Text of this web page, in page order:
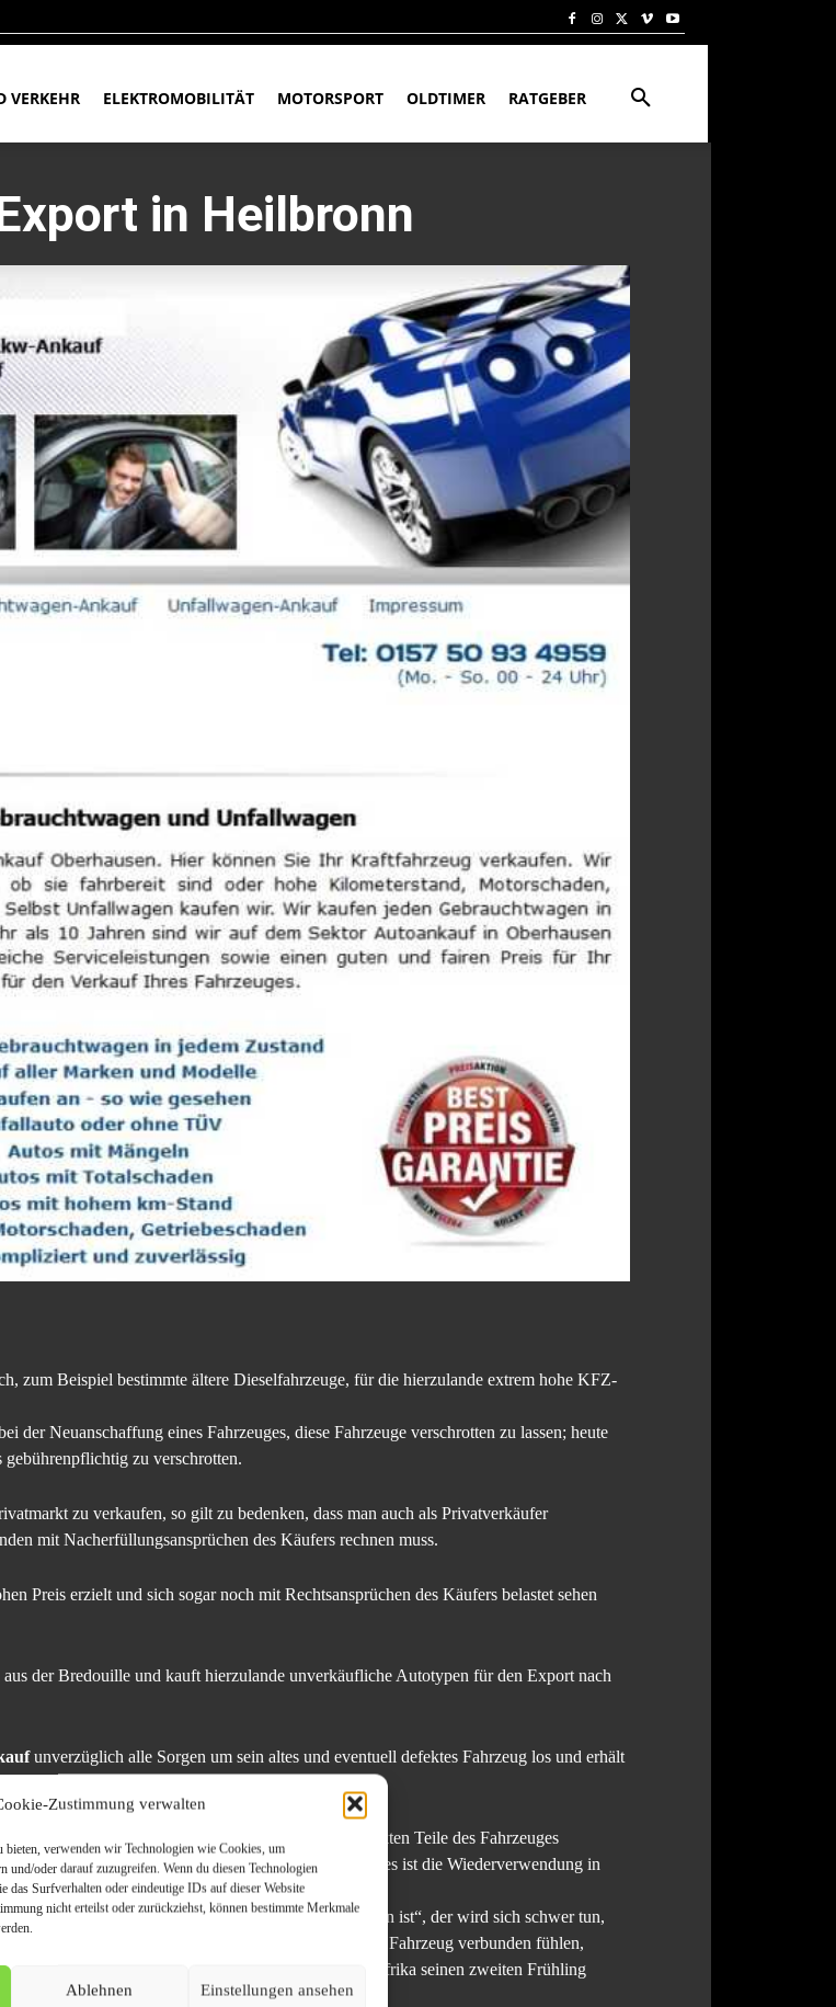
Zustimmung verwalten
verwenden wir Technologien wie Cookies, um
und/oder darauf zuzugreifen. Wenn du diesen Technologien
das Surfverhalten oder eindeutige IDs auf dieser Website
nicht erteilst oder zurückziehst, können bestimmte Merkmale
Ablehnen Einstellungen ansehen
VERKEHR ELEKTROMOBILITÄT MOTORSPORT OLDTIMER RATGEBER
in Heilbronn
zum Beispiel bestimmte ältere Dieselfahrzeuge, für die hierzulande extrem hohe KFZ-
der Neuanschaffung eines Fahrzeuges, diese Fahrzeuge verschrotten zu lassen; heute
gebührenpflichtig zu verschrotten.
zu verkaufen, so gilt zu bedenken, dass man auch als Privatverkäufer
mit Nacherfüllungsansprüchen des Käufers rechnen muss.
Preis erzielt und sich sogar noch mit Rechtsansprüchen des Käufers belastet sehen
der Bredouille und kauft hierzulande unverkäufliche Autotypen für den Export nach
unverzüglich alle Sorgen um sein altes und eventuell defektes Fahrzeug los und erhält
denn im Ausland werden die defekten Teile des Fahrzeuges
eingesetzt. Statt also Vernichtung des alten Fahrzeuges ist die Wiederverwendung in
hat und es ihm „irgendwie ans Herz gewachsen ist“, der wird sich schwer tun,
die sich in irgendeiner Art mit ihrem alten Fahrzeug verbunden fühlen,
Heilbronn Auto-Ankauf mit einem neuen Besitzer in Afrika seinen zweiten Frühling